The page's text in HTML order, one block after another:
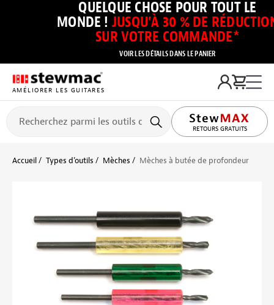
QUELQUE CHOSE POUR TOUT LE
MONDE ! JUSQU’À 30 % DE
SUR VOTRE COMMANDE*
VOIR LES DÉTAILS DANS LE PANIER
AMÉLIORER LES GUITARES
RETOURS GRATUITS
Accueil Types d’outils Mèches Mèches à butée de profondeur